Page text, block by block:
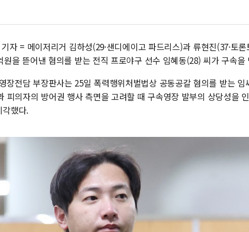
추미애,
인천 선
인천서
'화합' 꺼
동해중
연일 폭
자 = 메이저리거 김하성(29·샌디에이고 파드리스)과 류현진(37·토
원을 뜯어낸 혐의를 받는 전직 프로야구 선수 임혜동(28) 씨가 구속을
장전담 부장판사는 25일 폭력행위처벌법상 공동공갈 혐의를 받는
피의자의 방어권 행사 측면을 고려할 때 구속영장 발부의 상당성을
했다.